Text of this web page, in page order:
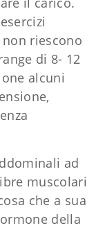
riescono
di 8- 12
alcuni
ad
muscolari
che a sua
della